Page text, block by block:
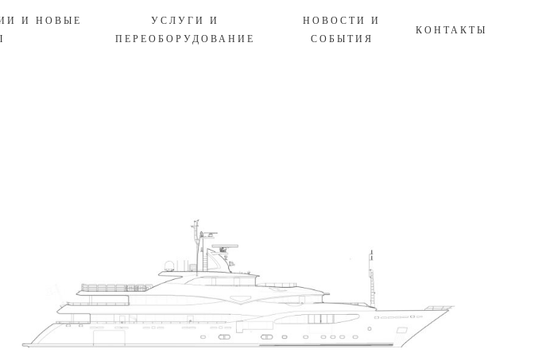
И НОВЫЕ
УСЛУГИИ
ПЕРЕОБОРУДОВАНИЕ
НОВОСТИИ
СОБЫТИЯ
КОНТАКТЫ